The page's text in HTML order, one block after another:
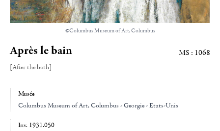
©Columbus Museum of Art, Columbus
Après le bain
[After the bath]
MS : 1068
Musée
Columbus Museum of Art, Columbus - Georgie - Etats-Unis
Inv. 1931.050